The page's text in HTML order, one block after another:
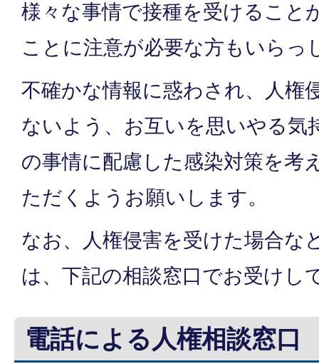
様々な事情で接種を受けること
ことに注意が必要な方もいらっ
不確かな情報に惑わされ、人権
ないよう、お互いを思いやる気
の事情に配慮した感染対策を考
ただくようお願いします。
なお、人権侵害を受けた場合な
は、下記の相談窓口でお受けし
電話による人権相談窓口